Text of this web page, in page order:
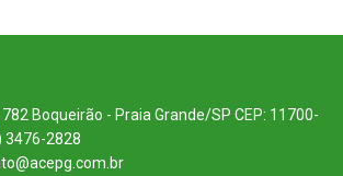
Boqueirão - Praia Grande/SP CEP: 11700-
3476-2828